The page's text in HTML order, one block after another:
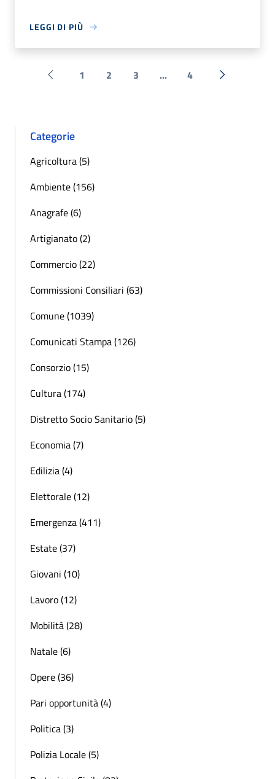
LEGGI DI PIÙ
Pagina precedente
1 2 3 ... 4 Successiva
Categorie
Agricoltura (5)
Ambiente (156)
Anagrafe (6)
Artigianato (2)
Commercio (22)
Commissioni Consiliari (63)
Comune (1039)
Comunicati Stampa (126)
Consorzio (15)
Cultura (174)
Distretto Socio Sanitario (5)
Economia (7)
Edilizia (4)
Elettorale (12)
Emergenza (411)
Estate (37)
Giovani (10)
Lavoro (12)
Mobilità (28)
Natale (6)
Opere (36)
Pari opportunità (4)
Politica (3)
Polizia Locale (5)